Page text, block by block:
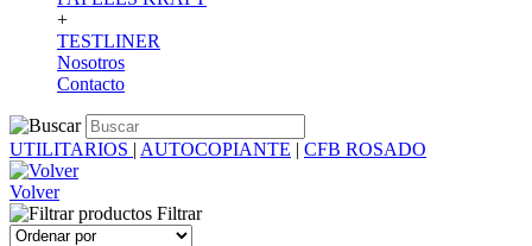
+
TESTLINER
Nosotros
Contacto
UTILITARIOS | AUTOCOPIANTE | CFB ROSADO
Volver
Filtrar